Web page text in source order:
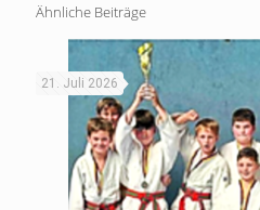
Ähnliche Beiträge
21. Juli 2026